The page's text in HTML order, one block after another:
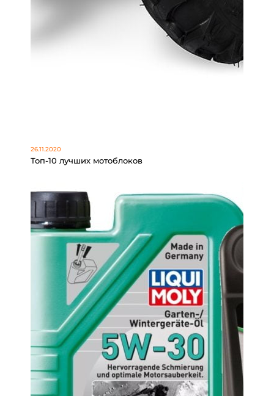
26.11.2020
Топ-10 лучших мотоблоков